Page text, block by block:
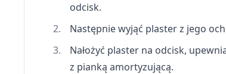
odcisk.
Następnie wyjąć plaster z jego
Nałożyć plaster na odcisk,
z pianką amortyzującą.
Pomiar efektywności treści
Rozumienie odbiorców dzięki statystyce lub
Rozwój i ulepszanie usług